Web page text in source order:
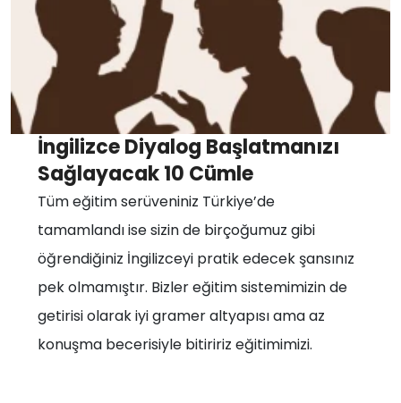
İngilizce Diyalog Başlatmanızı
Sağlayacak 10 Cümle
Tüm eğitim serüveniniz Türkiye’de
tamamlandı ise sizin de birçoğumuz gibi
öğrendiğiniz İngilizceyi pratik edecek şansınız
pek olmamıştır. Bizler eğitim sistemimizin de
getirisi olarak iyi gramer altyapısı ama az
konuşma becerisiyle bitiririz eğitimimizi.